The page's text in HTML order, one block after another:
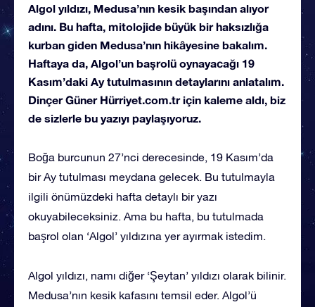
Algol yıldızı, Medusa’nın kesik başından alıyor
adını. Bu hafta, mitolojide büyük bir haksızlığa
kurban giden Medusa’nın hikâyesine bakalım.
Haftaya da, Algol’un başrolü oynayacağı 19
Kasım’daki Ay tutulmasının detaylarını anlatalım.
Dinçer Güner Hürriyet.com.tr için kaleme aldı, biz
de sizlerle bu yazıyı paylaşıyoruz.
Boğa burcunun 27’nci derecesinde, 19 Kasım’da
bir Ay tutulması meydana gelecek. Bu tutulmayla
ilgili önümüzdeki hafta detaylı bir yazı
okuyabileceksiniz. Ama bu hafta, bu tutulmada
başrol olan ‘Algol’ yıldızına yer ayırmak istedim.
Algol yıldızı, namı diğer ‘Şeytan’ yıldızı olarak bilinir.
Medusa’nın kesik kafasını temsil eder. Algol’ü